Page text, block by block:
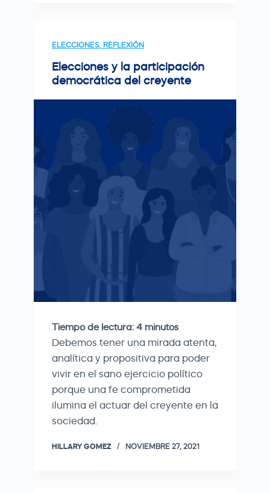
ELECCIONES, REFLEXIÓN
Elecciones y la participación
democrática del creyente
Tiempo de lectura: 4 minutos
Debemos tener una mirada atenta,
analítica y propositiva para poder
vivir en el sano ejercicio político
porque una fe comprometida
ilumina el actuar del creyente en la
sociedad.
HILLARY GOMEZ NOVIEMBRE 27, 2021